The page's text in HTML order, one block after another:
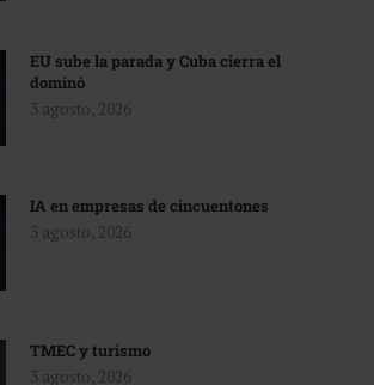
EU sube la parada y Cuba cierra el
dominó
3 agosto, 2026
IA en empresas de cincuentones
3 agosto, 2026
TMEC y turismo
3 agosto, 2026